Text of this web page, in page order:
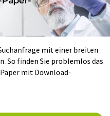
mit einer breiten
So finden Sie problemlos das
mit Download-